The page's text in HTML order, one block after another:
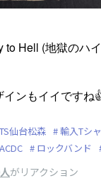
to Hell (地獄のハ
ンもイイですね
仙台松森 輸入Tシ
ACDC ロックバンド
がリアクション